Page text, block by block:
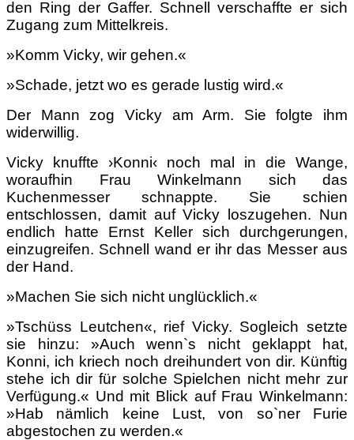
den Ring der Gaffer. Schnell verschaffte er sich
Zugang zum Mittelkreis.
»Komm Vicky, wir gehen.«
»Schade, jetzt wo es gerade lustig wird.«
Der Mann zog Vicky am Arm. Sie folgte ihm
widerwillig.
Vicky knuffte ›Konni‹ noch mal in die Wange,
woraufhin Frau Winkelmann sich das
Kuchenmesser schnappte. Sie schien
entschlossen, damit auf Vicky loszugehen. Nun
endlich hatte Ernst Keller sich durchgerungen,
einzugreifen. Schnell wand er ihr das Messer aus
der Hand.
»Machen Sie sich nicht unglücklich.«
»Tschüss Leutchen«, rief Vicky. Sogleich setzte
sie hinzu: »Auch wenn`s nicht geklappt hat,
Konni, ich kriech noch dreihundert von dir. Künftig
stehe ich dir für solche Spielchen nicht mehr zur
Verfügung.« Und mit Blick auf Frau Winkelmann:
»Hab nämlich keine Lust, von so`ner Furie
abgestochen zu werden.«